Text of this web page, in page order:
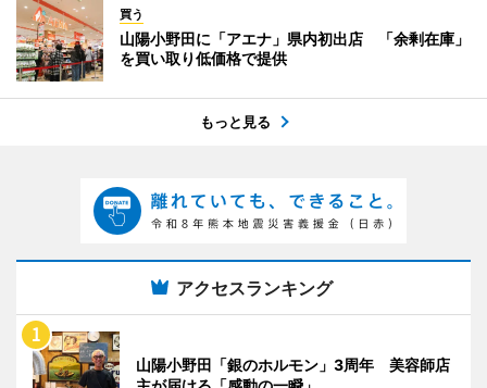
買う
山陽小野田に「アエナ」県内初出店 「余剰在庫」
を買い取り低価格で提供
もっと見る
アクセスランキング
山陽小野田「銀のホルモン」3周年 美容師店